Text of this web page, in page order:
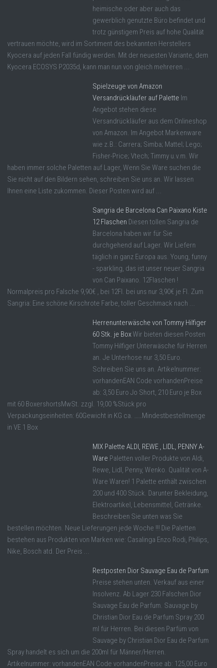
heimische oder aber auch das
gewerblich genutzte Büro befindet und
trotz günstigem Preis auf hohe Qualität
vertrauen möchte, wird im Sortiment des bekannten Herstellers
Kyocera auf jeden Fall fündig werden. Mit der neuesten Variante, dem
Kyocera ECOSYS P2035d, kann man nun von gleich mehreren ...
Spielzeuge von Amazon
Versandrückläufer auf Palette Im
Angebot stehen diese
Versandrückläufer aus dem Onlineshop
von Amazon. Im Angebot Markenware
wie z.B.: Carrera; Simba; Mattel; Lego;
Fisher-Price; Vtech; Timmy u.v.m. Wir
haben immer solche Paletten auf Lager, Wenn Sie Ware suchen die
Sie nicht auf den Bildern sehen, schreiben Sie uns an. Wir lassen
Ihnen eine Liste zukommen. Dieser Posten wird auf ...
Sangria de Barcelona Can Paixano Kiste
12 Flaschen Diesen tollen Sangria de
Barcelona haben wir für Sie
durchgehend auf Lager. Wir Liefern
täglich in ganz Europa aus. Young, funny
- sparkling, das ist unser neuer Sangria
von Can Paixano. 12Flaschen !
Normalpreis pro Falsche 9,90€ , bei 12Fl. bei uns nur 3,90€ je Fl. Zum
Sangria: Eine schöne Kirschrote Farbe, toller Geschmack nach ...
Herrenunterwäsche von Tommy Hilfiger
60 Stk. je BoxWir bieten diesen Posten
Tommy Hilfiger Unterwäsche für Herren
an. Je Unterhose nur 3,50 Euro.
Schreiben Sie uns an. Artikelnummer:
vorhandenEAN Code vorhandenPreise
ab: 3,50 Euro Jo Short, 210 Euro je Box
mit 60 BoxershortsMwSt. zzgl. 19,00 %Stück pro
Verpackungseinheiten: 60Gewicht in KG ca. ……Mindestbestellmenge
in VE 1 Box
MIX Palette ALDI, REWE , LIDL, PENNY A-
Ware Paletten voller Produkte von Aldi,
Rewe, Lidl, Penny, Wenko. Qualität von A-
Ware Waren! 1 Palette enthält zwischen
200 und 400 Stück. Darunter Bekleidung,
Elektroartikel, Lebensmittel, Getränke.
Beschreiben Sie unten was Sie
bestellen möchten. Neue Lieferungen jede Woche !!! Die Paletten
bestehen aus Produkten von Marken wie: Casalinga Enzo Rodi, Philips,
Nike, Bosch atd. Der Preis ...
Restposten Dior Sauvage Eau de Parfum
Preise stehen unten. Verkauf aus einer
Insolvenz. Ab Lager 230 Falschen Dior
Sauvage Eau de Parfum. Sauvage by
Christian Dior Eau de Parfum Spray 200
ml für Herren. Bei diesen Parfüm von
Sauvage by Christian Dior Eau de Parfum
Spray handelt es sich um die 200ml für Männer/Herren.
Artikelnummer: vorhandenEAN Code vorhandenPreise ab: 125,00 Euro